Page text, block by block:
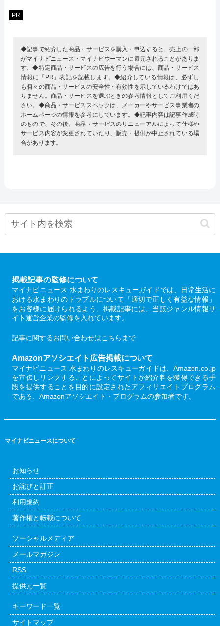
PR
◆記事で紹介した商品・サービスを購入・申込すると、売上の一部
がマイナビニュース・マイナビウーマンに還元されることがありま
す。◆特定商品・サービスの広告を行う場合には、商品・サービス
情報に「PR」表記を記載します。◆紹介している情報は、必ずし
も個々の商品・サービスの安全性・有効性を示しているわけではあ
りません。商品・サービスを選ぶときの参考情報としてご利用くだ
さい。◆商品・サービススペックは、メーカーやサービス事業者の
ホームページの情報を参考にしています。◆記事内容は記事作成時
のもので、その後、商品・サービスのリニューアルによって仕様や
サービス内容が変更されていたり、販売・提供が中止されている場
合があります。
掲載記事の監修について
マイナビニュース 水まわりのレスキューガイドでは、日常生活に
おける水まわりのトラブルについて「適切で正しく有益な情報」
をお客様に届けられるよう、掲載記事には、当該ジャンル情報サ
イト運営企業の監修を入れています。
記事に関するお問い合わせはこちら まで
Amazonアソシエイト広告掲載について
マイナビニュース 水まわりのレスキューガイドは、Amazon.co.jp
を宣伝しリンクすることによってサイトが紹介料を獲得できる手
段を提供することを目的に設定されたアフィリエイトプログラム
である、Amazonアソシエイト・プログラムの参加者です。
マイナビニュースについて
お知らせ
お詫びと訂正
利用規約
著作権と転載について
ソーシャルメディア
メールマガジン
RSS
提供元一覧
キーワード一覧
サイトマップ